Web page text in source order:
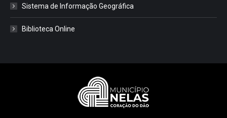
Sistema de Informação Geográfica
Biblioteca Online